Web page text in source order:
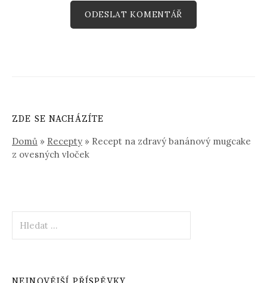
ZDE SE NACHÁZÍTE
Domů » Recepty » Recept na zdravý banánový mugcake
z ovesných vloček